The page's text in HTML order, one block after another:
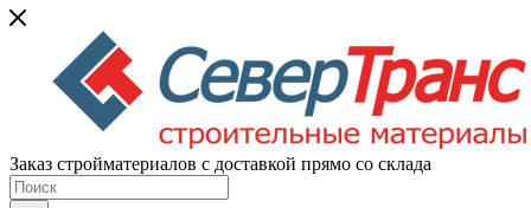
Заказ стройматериалов с доставкой прямо со склада